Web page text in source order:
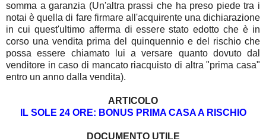
somma a garanzia (Un'altra prassi che ha preso piede tra i
notai è quella di fare firmare all'acquirente una dichiarazione
in cui quest'ultimo afferma di essere stato edotto che è in
corso una vendita prima del quinquennio e del rischio che
possa essere chiamato lui a versare quanto dovuto dal
venditore in caso di mancato riacquisto di altra "prima casa"
entro un anno dalla vendita).
ARTICOLO
IL SOLE 24 ORE: BONUS PRIMA CASA A RISCHIO
DOCUMENTO UTILE